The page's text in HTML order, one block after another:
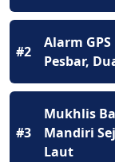
#2
Alarm
Pesbar,
#3
Mukhlis
Mandiri
Laut